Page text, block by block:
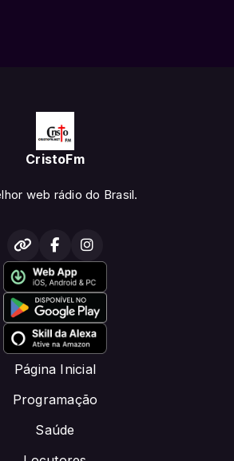
CristoFm
web rádio do Brasil.
Página Inicial
Programação
Saúde